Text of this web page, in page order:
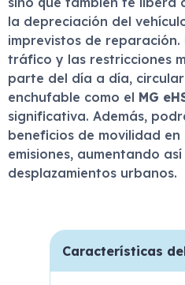
la depreciación del
imprevistos de reparación.
tráfico y las restricciones
parte del día a día,
enchufable como el MG
significativa. Además,
beneficios de movilidad en
emisiones, aumentando
desplazamientos urbanos.
Características